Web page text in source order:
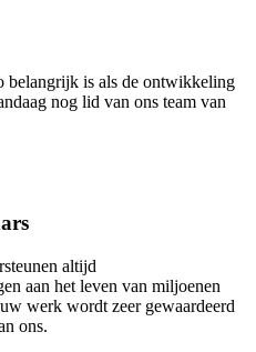
belangrijk is als de ontwikkeling
nog lid van ons team van
altijd
aan het leven van miljoenen
werk wordt zeer gewaardeerd
ons.